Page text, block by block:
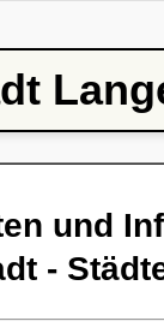
und
-